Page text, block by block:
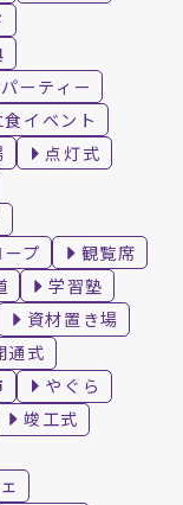
ーティー
食イベント
点灯式
ープ
観覧席
学習塾
資材置き場
通式
やぐら
竣工式